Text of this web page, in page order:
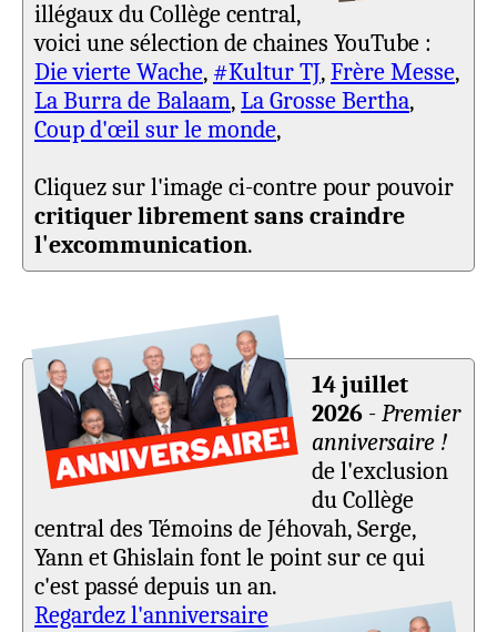
illégaux du Collège central,
voici une sélection de chaines YouTube :
Die vierte Wache, #Kultur TJ,Frère Messe,
La Burra de Balaam,La Grosse Bertha,
Coup d'œil sur le monde,
Cliquez sur l'image ci-contre pour pouvoir
critiquer librement sans craindre
l'excommunication.
14 juillet
2026 -Premier
anniversaire !
de l'exclusion
du Collège
central des Témoins de Jéhovah, Serge,
Yann et Ghislain font le point sur ce qui
c'est passé depuis un an.
Regardez l'anniversaire